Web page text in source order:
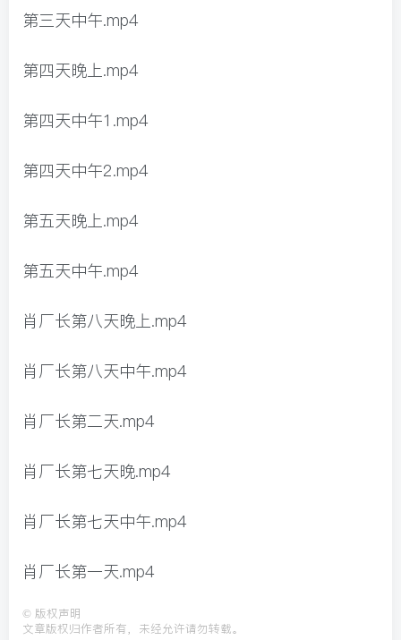
第三天中午.mp4
第四天晚上.mp4
第四天中午1.mp4
第四天中午2.mp4
第五天晚上.mp4
第五天中午.mp4
肖厂长第八天晚上.mp4
肖厂长第八天中午.mp4
肖厂长第二天.mp4
肖厂长第七天晚.mp4
肖厂长第七天中午.mp4
肖厂长第一天.mp4
© 版权声明
文章版权归作者所有，未经允许请勿转载。